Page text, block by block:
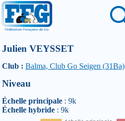
Julien VEYSSET
Club : Balma, Club Go Seigen (31Ba)
Niveau
Échelle principale : 9k
Échelle hybride : 9k